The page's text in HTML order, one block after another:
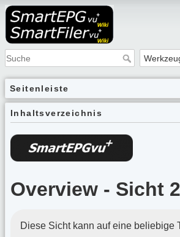
Seitenleiste
Inhaltsverzeichnis
Overview - Sicht 2
Diese Sicht kann auf eine beliebige